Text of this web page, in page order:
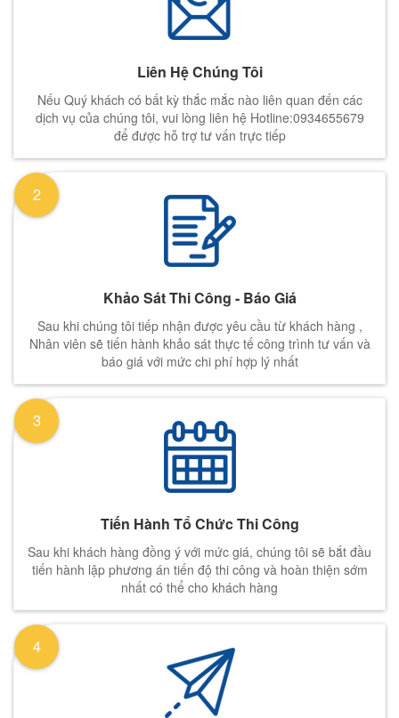
Liên Hệ Chúng Tôi
Nếu Quý khách có bất kỳ thắc mắc nào liên quan đến các
dịch vụ của chúng tôi, vui lòng liên hệ Hotline:0934655679
để được hỗ trợ tư vấn trực tiếp
Khảo Sát Thi Công - Báo Giá
Sau khi chúng tôi tiếp nhận được yêu cầu từ khách hàng ,
Nhân viên sẽ tiến hành khảo sát thực tế công trình tư vấn và
báo giá với mức chi phí hợp lý nhất
2
Tiến Hành Tổ Chức Thi Công
Sau khi khách hàng đồng ý với mức giá, chúng tôi sẽ bắt đầu
tiến hành lập phương án tiến độ thi công và hoàn thiện sớm
nhất có thể cho khách hàng
3
4